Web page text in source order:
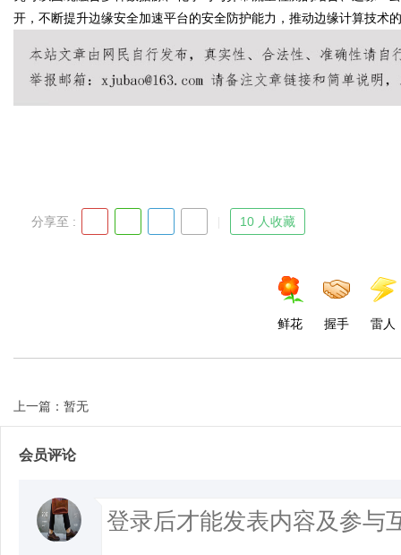
开，不断提升边缘安全加速平台的安全防护能力，推动边缘计算技术
分享至 : 10 人收藏
鲜花 握手 雷人
上一篇：暂无
会员评论